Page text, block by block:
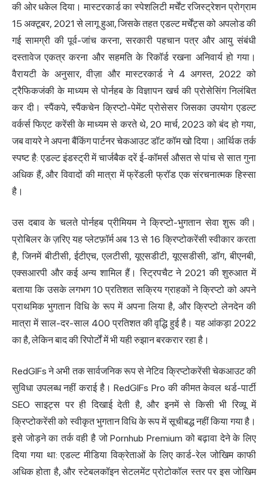
की ओर धकेल दिया। मास्टरकार्ड का स्पेशलिटी मर्चेंट रजिस्ट्रेशन प्रोग्राम
15 अक्टूबर, 2021 से लागू हुआ, जिसके तहत एडल्ट मर्चेंट्स को अपलोड की
गई सामग्री की पूर्व-जांच करना, सरकारी पहचान पत्र और आयु संबंधी
दस्तावेज एकत्र करना और सहमति के रिकॉर्ड रखना अनिवार्य हो गया।
वैरायटी के अनुसार, वीज़ा और मास्टरकार्ड ने 4 अगस्त, 2022 को
ट्रैफिकजंकी के माध्यम से पोर्नहब के विज्ञापन खर्च की प्रोसेसिंग निलंबित
कर दी। स्पैंकपे, स्पैंकचेन क्रिप्टो-पेमेंट प्रोसेसरजिसका उपयोगएडल्ट
वर्कर्स फिएट करेंसी के माध्यम से करते थे, 20 मार्च, 2023 को बंद हो गया,
जब वायरे ने अपना बैंकिंग पार्टनर चेकआउट डॉट कॉम खो दिया। आर्थिक तर्क
स्पष्ट है: एडल्ट इंडस्ट्री में चार्जबैक दरें ई-कॉमर्स औसत से पांच से सात गुना
अधिक हैं, और विवादों की मात्रा में फ्रेंडली फ्रॉड एक संरचनात्मक हिस्सा
है।
उस दबाव के चलते पोर्नहब प्रीमियम ने क्रिप्टो-भुगतान सेवा शुरू की।
प्रोबिलर के ज़रिए यह प्लेटफ़ॉर्म अब 13 से 16 क्रिप्टोकरेंसी स्वीकार करता
है, जिनमें बीटीसी, ईटीएच, एलटीसी, यूएसडीटी, यूएसडीसी, डॉग, बीएनबी,
एक्सआरपी और कई अन्य शामिल हैं। स्ट्रिपचैट ने 2021 की शुरुआत में
बताया कि उसके लगभग 10 प्रतिशत सक्रिय ग्राहकों ने क्रिप्टो को अपने
प्राथमिक भुगतान विधि के रूप में अपना लिया है, और क्रिप्टो लेनदेन की
मात्रा में साल-दर-साल 400 प्रतिशत की वृद्धि हुई है। यह आंकड़ा 2022
का है, लेकिन बाद की रिपोर्टों में भी यही रुझान बरकरार रहा है।
RedGIFs ने अभी तक सार्वजनिक रूप से नेटिव क्रिप्टोकरेंसी चेकआउट की
सुविधा उपलब्ध नहीं कराई है। RedGIFs Pro की कीमत केवल थर्ड-पार्टी
SEO साइट्स पर ही दिखाई देती है, और इनमें से किसी भी रिव्यू में
क्रिप्टोकरेंसी को स्वीकृत भुगतान विधि के रूप में सूचीबद्ध नहीं किया गया है।
इसे जोड़ने का तर्क वही है जो Pornhub Premium को बढ़ावा देने के लिए
दिया गया था: एडल्ट मीडिया विक्रेताओं के लिए कार्ड-रेल जोखिम काफी
अधिक होता है, और स्टेबलकॉइन सेटलमेंट प्रोटोकॉल स्तर पर इस जोखिम